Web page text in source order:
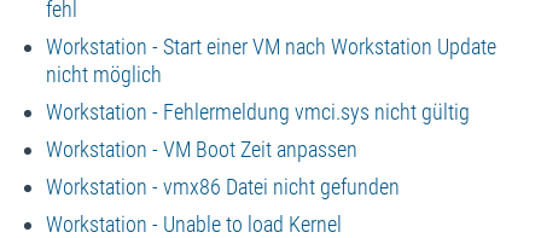
fehl
Workstation - Start einer VM nach Workstation Update
nicht möglich
Workstation - Fehlermeldung vmci.sys nicht gültig
Workstation - VM Boot Zeit anpassen
Workstation - vmx86 Datei nicht gefunden
Workstation - Unable to load Kernel